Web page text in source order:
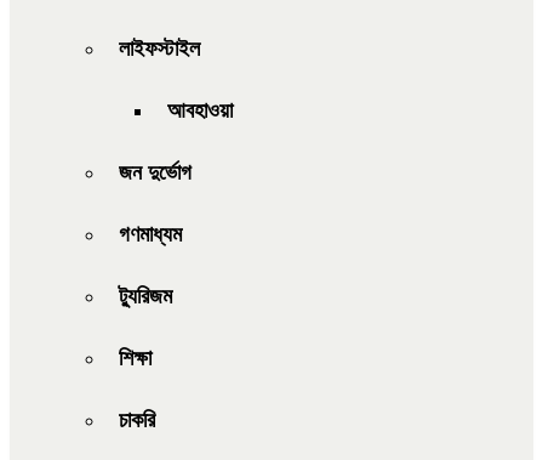
লাইফস্টাইল
আবহাওয়া
জন দুর্ভোগ
গণমাধ্যম
ট্যুরিজম
শিক্ষা
চাকরি